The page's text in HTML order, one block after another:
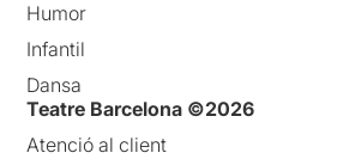
Humor
Infantil
Dansa
Teatre Barcelona ©2026
Atenció al client